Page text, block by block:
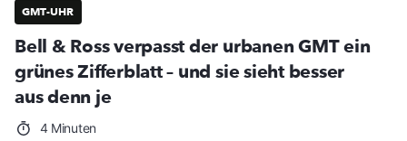
GMT-UHR
Bell & Ross verpasst der urbanen GMT ein
grünes Zifferblatt – und sie sieht besser
aus denn je
4 Minuten